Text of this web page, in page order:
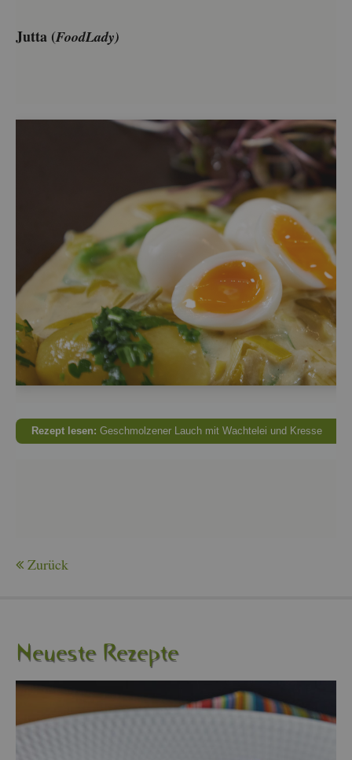
Jutta (Food­La­dy)
Re­zept lesen: Ge­schmol­ze­ner Lauch mit Wach­tel­ei und Kres­se
Zu­rück
Neu­es­te Re­zep­te